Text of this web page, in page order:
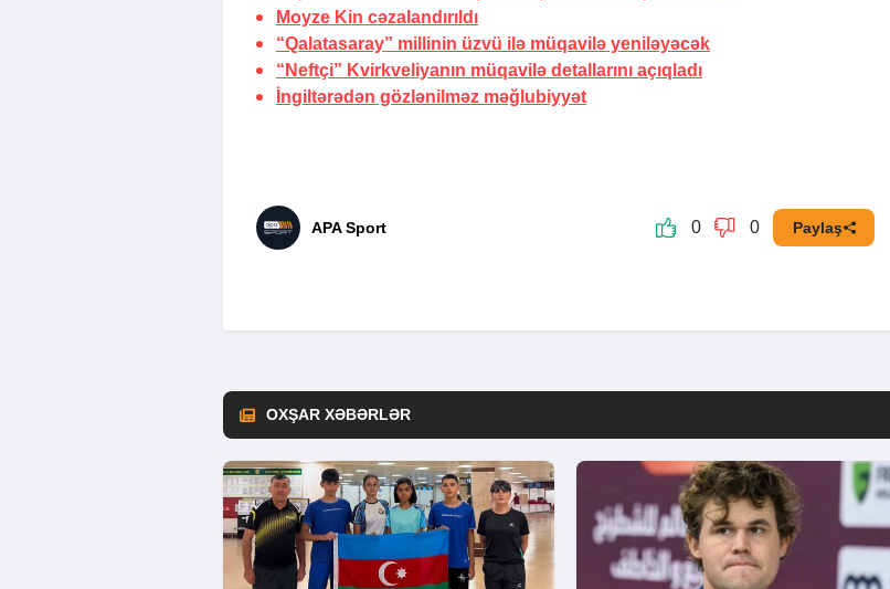
Moyze Kin cəzalandırıldı
“Qalatasaray” millinin üzvü ilə müqavilə yeniləyəcək
“Neftçi” Kvirkveliyanın müqavilə detallarını açıqladı
İngiltərədən gözlənilməz məğlubiyyət
APA Sport 0 0 Paylaş
OXŞAR XƏBƏRLƏR